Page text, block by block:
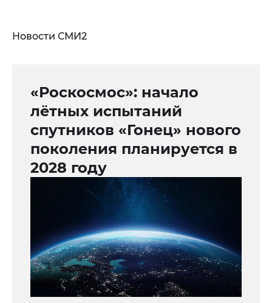
Новости СМИ2
«Роскосмос»: начало
лётных испытаний
спутников «Гонец» нового
поколения планируется в
2028 году